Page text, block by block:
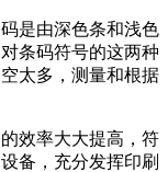
是由深色条和浅色
条码符号的这两种
太多，测量和根据
效率大大提高，符
备，充分发挥印刷